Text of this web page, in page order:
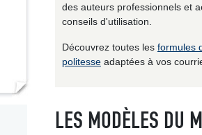
des auteurs professionnels et
conseils d'utilisation.
Découvrez toutes les formules
politesse adaptées à vos
LES MODÈLES DU